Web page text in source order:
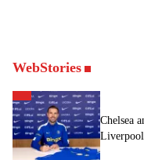
WebStories
Chelsea
Liverpool